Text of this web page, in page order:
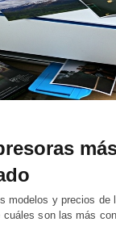
modelos y precios de
cuáles son las más